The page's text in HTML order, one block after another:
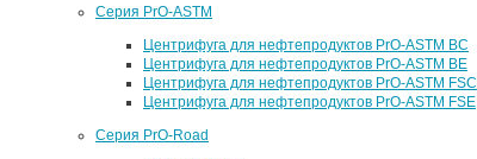
Серия PrO-ASTM
Центрифуга для нефтепродуктов PrO-ASTM BC
Центрифуга для нефтепродуктов PrO-ASTM BE
Центрифуга для нефтепродуктов PrO-ASTM FSC
Центрифуга для нефтепродуктов PrO-ASTM FSE
Серия PrO-Road